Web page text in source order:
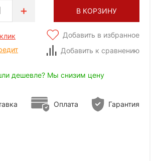
В КОРЗИНУ
Добавить в избранное
Добавить к сравнению
дешевле? Мы снизим цену
Оплата Гарантия